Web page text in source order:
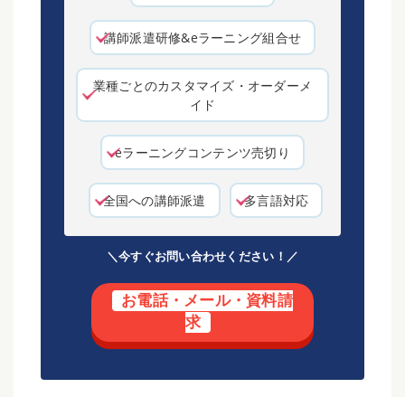
講師派遣研修&eラーニング組合せ
業種ごとのカスタマイズ・オーダーメ
イド
eラーニングコンテンツ売切り
全国への講師派遣 多言語対応
＼今すぐお問い合わせください！／
お電話・メール・資料請
求